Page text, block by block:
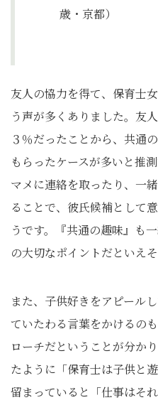
歳・京都）
友人の協力を得て、保育士
う声が多くありました。友
３％だったことから、共通
もらったケースが多いと推測
マメに連絡を取ったり、一
ることで、彼氏候補として
うです。『共通の趣味』も
の大切なポイントだといえそ
また、子供好きをアピール
ていたわる言葉をかけるの
ローチだということが分か
たように「保育士は子供と
留まっていると「仕事はそ